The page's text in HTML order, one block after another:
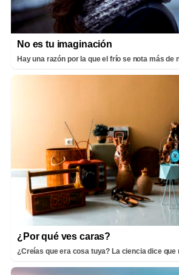
No es tu imaginación
Hay una razón por la que el frío se nota más de
¿Por qué ves caras?
¿Creías que era cosa tuya? La ciencia dice que